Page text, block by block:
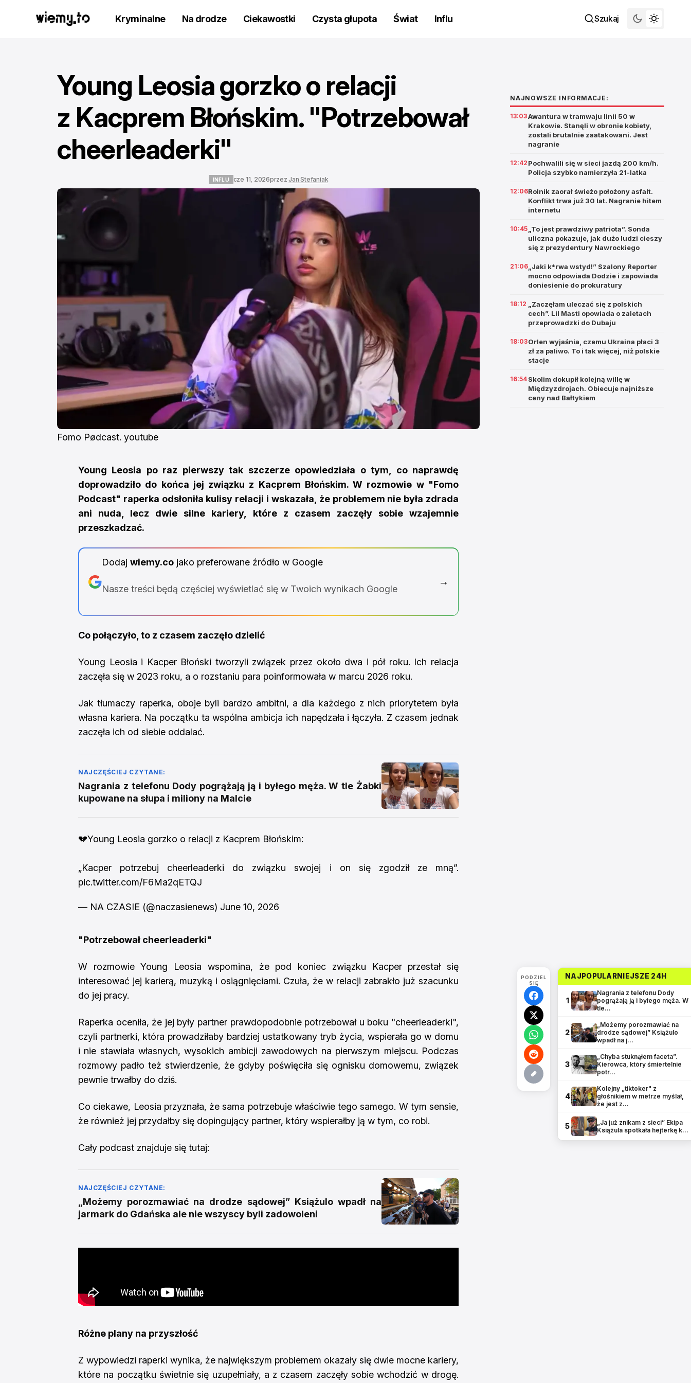
Kryminalne Na drodze Ciekawostki Czysta głupota Świat Influ Szukaj
Young Leosia gorzko o relacji
z Kacprem Błońskim. "Potrzebował
cheerleaderki"
INFLU cze 11, 2026przez Jan Stefaniak
Fomo Pødcast. youtube
Young Leosia po raz pierwszy tak szczerze opowiedziała o tym, co naprawdę
doprowadziło do końca jej związku z Kacprem Błońskim. W rozmowie w "Fomo
Podcast" raperka odsłoniła kulisy relacji i wskazała, że problemem nie była zdrada
ani nuda, lecz dwie silne kariery, które z czasem zaczęły sobie wzajemnie
przeszkadzać.
Dodaj wiemy.cojako preferowane źródło w Google
Nasze treści będą częściej wyświetlać się w Twoich wynikach Google
→
Co połączyło, to z czasem zaczęło dzielić
Young Leosia i Kacper Błoński tworzyli związek przez około dwa i pół roku. Ich relacja
zaczęła się w 2023 roku, a o rozstaniu para poinformowała w marcu 2026 roku.
Jak tłumaczy raperka, oboje byli bardzo ambitni, a dla każdego z nich priorytetem była
własna kariera. Na początku ta wspólna ambicja ich napędzała i łączyła. Z czasem jednak
zaczęła ich od siebie oddalać.
NAJCZĘŚCIEJ CZYTANE:
Nagrania z telefonu Dody pogrążają ją i byłego męża. W tle Żabki
kupowane na słupa i miliony na Malcie
💔Young Leosia gorzko o relacji z Kacprem Błońskim:
„Kacper potrzebuj cheerleaderki do związku swojej i on się zgodził ze mną”.
pic.twitter.com/F6Ma2qETQJ
— NA CZASIE (@naczasienews) June 10, 2026
"Potrzebował cheerleaderki"
W rozmowie Young Leosia wspomina, że pod koniec związku Kacper przestał się
interesować jej karierą, muzyką i osiągnięciami. Czuła, że w relacji zabrakło już szacunku
do jej pracy.
Raperka oceniła, że jej były partner prawdopodobnie potrzebował u boku "cheerleaderki",
czyli partnerki, która prowadziłaby bardziej ustatkowany tryb życia, wspierała go w domu
i nie stawiała własnych, wysokich ambicji zawodowych na pierwszym miejscu. Podczas
rozmowy padło też stwierdzenie, że gdyby poświęciła się ognisku domowemu, związek
pewnie trwałby do dziś.
Co ciekawe, Leosia przyznała, że sama potrzebuje właściwie tego samego. W tym sensie,
że również jej przydałby się dopingujący partner, który wspierałby ją w tym, co robi.
Cały podcast znajduje się tutaj:
NAJCZĘŚCIEJ CZYTANE:
„Możemy porozmawiać na drodze sądowej” Książulo wpadł na
jarmark do Gdańska ale nie wszyscy byli zadowoleni
Różne plany na przyszłość
Z wypowiedzi raperki wynika, że największym problemem okazały się dwie mocne kariery,
które na początku świetnie się uzupełniały, a z czasem zaczęły sobie wchodzić w drogę.
NAJNOWSZE INFORMACJE:
13:03Awantura w tramwaju linii 50 w
Krakowie. Stanęli w obronie kobiety,
zostali brutalnie zaatakowani. Jest
nagranie
12:42 Pochwalili się w sieci jazdą 200 km/h.
Policja szybko namierzyła 21-latka
12:06Rolnik zaorał świeżo położony asfalt.
Konflikt trwa już 30 lat. Nagranie hitem
internetu
10:45 „To jest prawdziwy patriota”. Sonda
uliczna pokazuje, jak dużo ludzi cieszy
się z prezydentury Nawrockiego
21:06 „Jaki k*rwa wstyd!” Szalony Reporter
mocno odpowiada Dodzie i zapowiada
doniesienie do prokuratury
18:12
„Zaczęłam uleczać się z polskich
cech”. Lil Masti opowiada o zaletach
przeprowadzki do Dubaju
18:03Orlen wyjaśnia, czemu Ukraina płaci 3
zł za paliwo. To i tak więcej, niż polskie
stacje
16:54 Skolim dokupił kolejną willę w
Międzyzdrojach. Obiecuje najniższe
ceny nad Bałtykiem
PODZIEL
SIĘ
NAJPOPULARNIEJSZE 24H
1
Nagrania z telefonu Dody
pogrążają ją i byłego męża. W
tle…
2
„Możemy porozmawiać na
drodze sądowej” Książulo
wpadł na j…
3
„Chyba stuknąłem faceta”.
Kierowca, który śmiertelnie
potr…
4
Kolejny „tiktoker" z
głośnikiem w metrze myślał,
że jest z…
5
„Ja już znikam z sieci” Ekipa
Książula spotkała hejterkę k…